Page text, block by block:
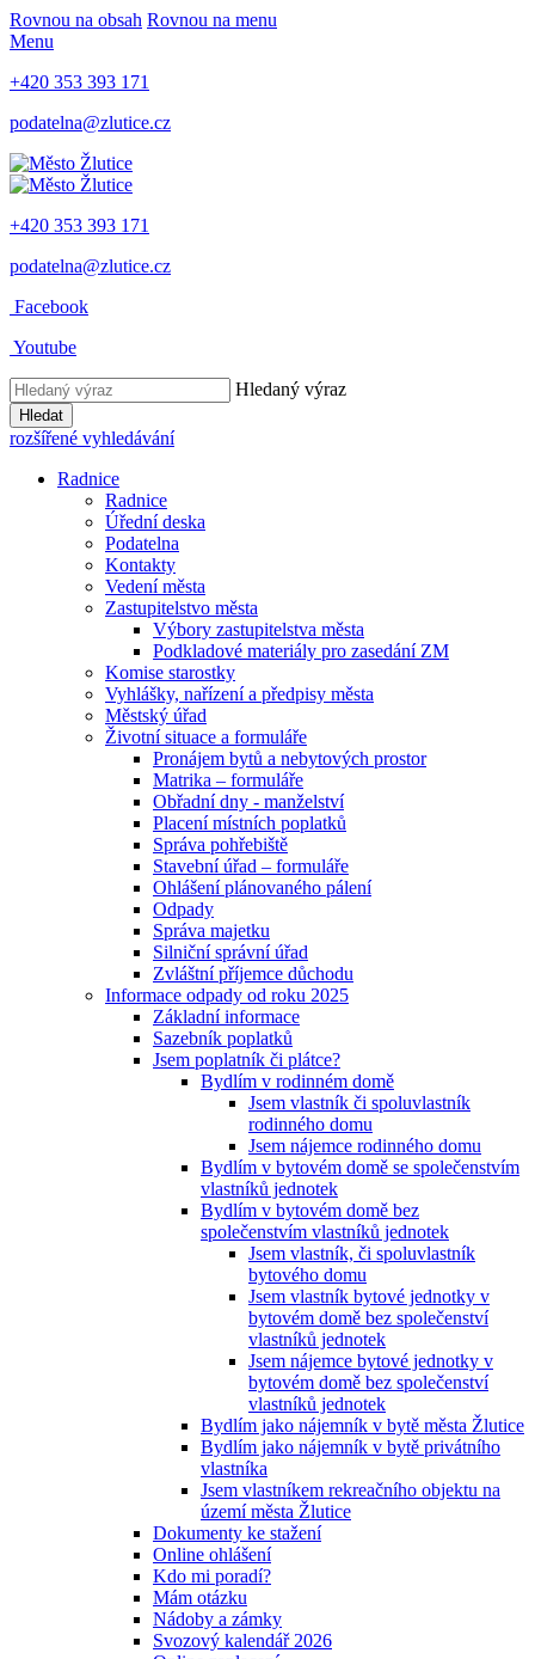
Rovnou na obsah Rovnou na menu
Menu
+420 353 393 171
podatelna@zlutice.cz
+420 353 393 171
podatelna@zlutice.cz
Facebook
Youtube
Hledaný výraz
Hledat
rozšířené vyhledávání
Radnice
Radnice
Úřední deska
Podatelna
Kontakty
Vedení města
Zastupitelstvo města
Výbory zastupitelstva města
Podkladové materiály pro zasedání ZM
Komise starostky
Vyhlášky, nařízení a předpisy města
Městský úřad
Životní situace a formuláře
Pronájem bytů a nebytových prostor
Matrika – formuláře
Obřadní dny - manželství
Placení místních poplatků
Správa pohřebiště
Stavební úřad – formuláře
Ohlášení plánovaného pálení
Odpady
Správa majetku
Silniční správní úřad
Zvláštní příjemce důchodu
Informace odpady od roku 2025
Základní informace
Sazebník poplatků
Jsem poplatník či plátce?
Bydlím v rodinném domě
Jsem vlastník či spoluvlastník
rodinného domu
Jsem nájemce rodinného domu
Bydlím v bytovém domě se společenstvím
vlastníků jednotek
Bydlím v bytovém domě bez
společenstvím vlastníků jednotek
Jsem vlastník, či spoluvlastník
bytového domu
Jsem vlastník bytové jednotky v
bytovém domě bez společenství
vlastníků jednotek
Jsem nájemce bytové jednotky v
bytovém domě bez společenství
vlastníků jednotek
Bydlím jako nájemník v bytě města Žlutice
Bydlím jako nájemník v bytě privátního
vlastníka
Jsem vlastníkem rekreačního objektu na
území města Žlutice
Dokumenty ke stažení
Online ohlášení
Kdo mi poradí?
Mám otázku
Nádoby a zámky
Svozový kalendář 2026